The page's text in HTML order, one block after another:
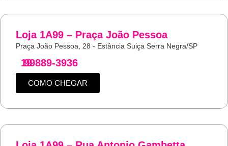
Loja 1A99 – Praça João Pessoa
Praça João Pessoa, 28 - Estância Suiça Serra Negra/SP
19
99889-3936
COMO CHEGAR